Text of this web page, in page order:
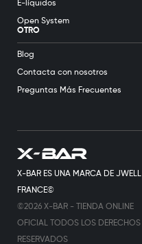
X-BAR ES UNA MARCA DE JWELL
FRANCE©
©2026 X-BAR - TIENDA ONLINE
OFICIAL TODOS LOS DERECHOS
RESERVADOS
E-líquidos
Open System
OTRO
Blog
Contacta con nosotros
Preguntas Más Frecuentes